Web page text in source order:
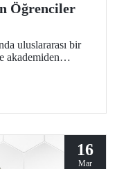
Öğrenciler
uluslararası bir
akademiden
için İTÜ
16
Mar